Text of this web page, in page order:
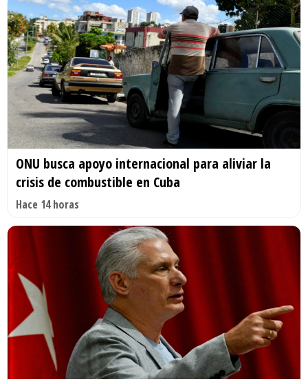
ONU busca apoyo internacional para aliviar la
crisis de combustible en Cuba
Hace 14 horas